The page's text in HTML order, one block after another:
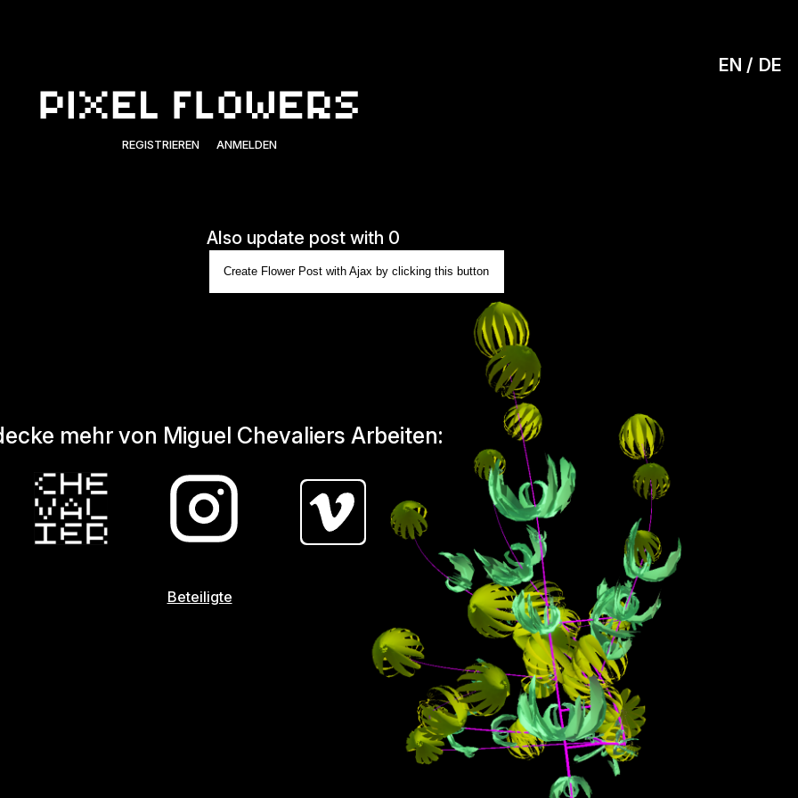
REGISTRIEREN ANMELDEN
EN DE
Also update post with 0
Create Flower Post with Ajax by clicking this button
mehr von Miguel Chevaliers Arbeiten:
Beteiligte